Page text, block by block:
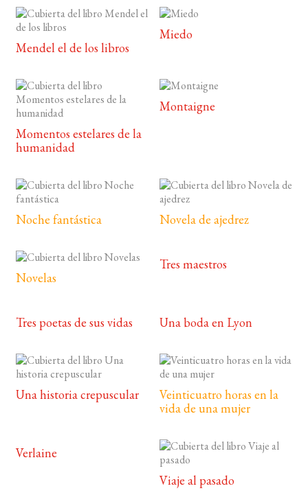
Mendel el de los libros
Miedo
Momentos estelares de la
humanidad
Montaigne
Noche fantástica Novela de ajedrez
Novelas
Tres maestros
Tres poetas de sus vidas Una boda en Lyon
Una historia crepuscular
Veinticuatro horas en la
vida de una mujer
Verlaine
Viaje al pasado